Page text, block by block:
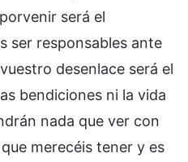
será el
ser responsables ante
desenlace será el
bendiciones ni la vida
nada que ver con
merecéis tener y es